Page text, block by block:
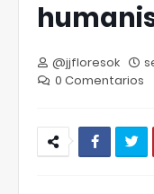
@jjfloresok
0 Comentarios